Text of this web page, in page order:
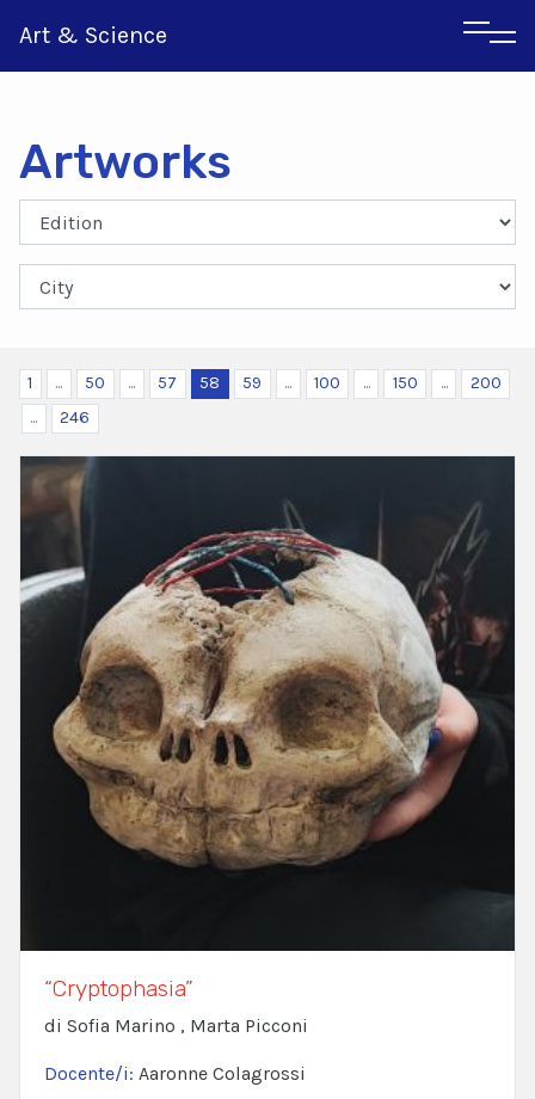
Art & Science
Greek
Artworks
1 ... 50 ... 57 58 59 ... 100 ... 150 ...
200
...
246
“Cryptophasia”
di Sofia Marino , Marta Picconi
Docente/i: Aaronne Colagrossi